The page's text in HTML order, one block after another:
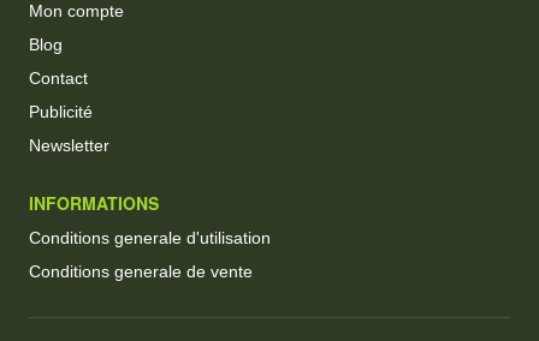
Mon compte
Blog
Contact
Publicité
Newsletter
INFORMATIONS
Conditions generale d'utilisation
Conditions generale de vente